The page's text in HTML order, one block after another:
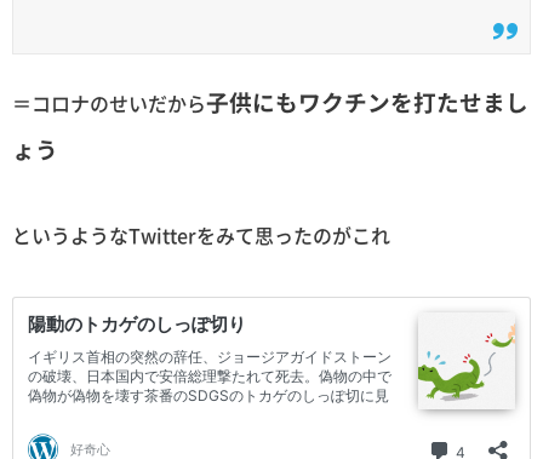
＝コロナのせいだから子供にもワクチンを打たせまし
ょう
というようなTwitterをみて思ったのがこれ